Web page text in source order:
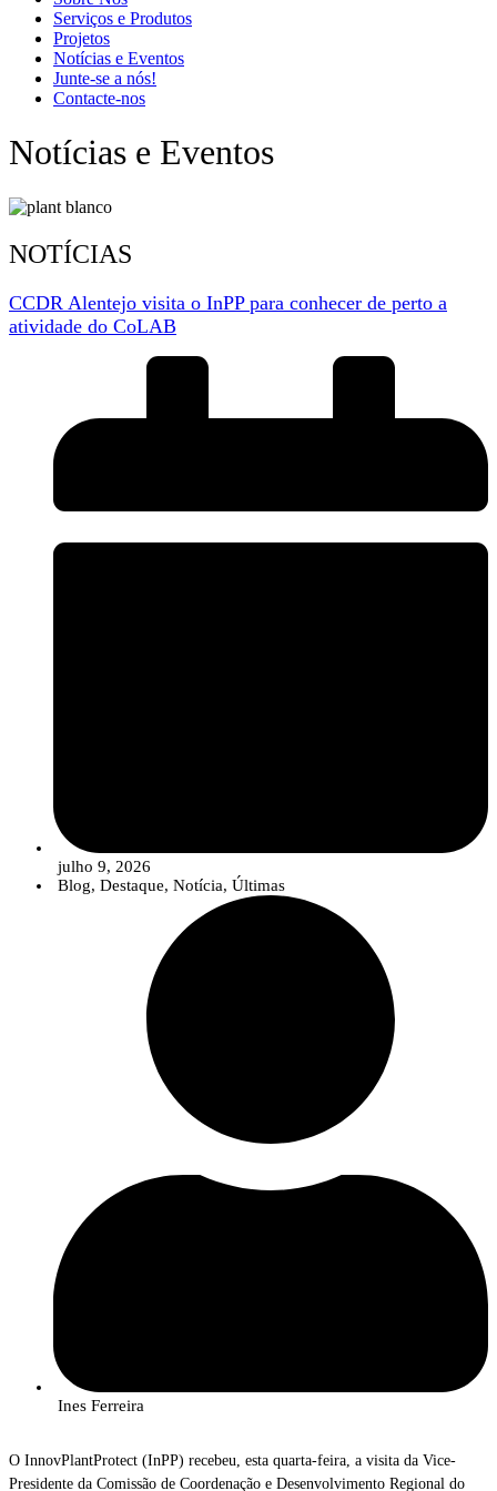
Serviços e Produtos
Projetos
Notícias e Eventos
Junte-se a nós!
Contacte-nos
Notícias e Eventos
NOTÍCIAS
CCDR Alentejo visita o InPP para conhecer de perto a
atividade do CoLAB
julho 9, 2026
Blog, Destaque, Notícia, Últimas
Ines Ferreira
O InnovPlantProtect (InPP) recebeu, esta quarta-feira, a visita da Vice-
Presidente da Comissão de Coordenação e Desenvolvimento Regional do